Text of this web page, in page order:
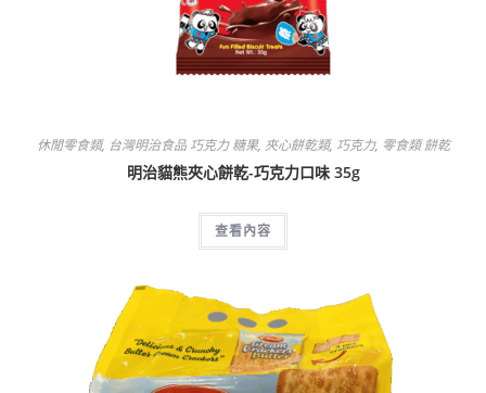
休閒零食類, 台灣明治食品 巧克力 糖果, 夾心餅乾類, 巧克力, 零食類 餅乾
明治貓熊夾心餅乾-巧克力口味 35g
查看內容